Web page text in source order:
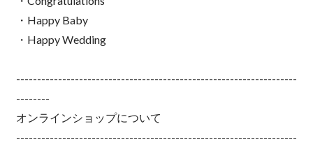
・Happy Baby
・Happy Wedding
-------------------------------------------------------------------
--------
オンラインショップについて
-------------------------------------------------------------------